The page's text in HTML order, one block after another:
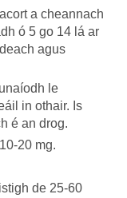
a cheannach
ó 5 go 14 lá ar
agus
le
in othair. Is
é an drog.
20 mg.
de 25-60